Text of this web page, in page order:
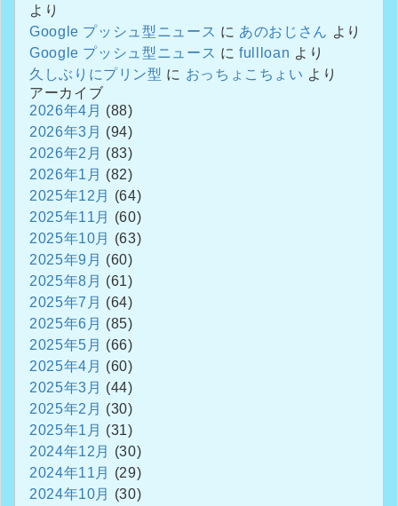
より
Google プッシュ型ニュース に あのおじさん より
Google プッシュ型ニュース にfullloan より
久しぶりにプリン型 に おっちょこちょい より
アーカイブ
2026年4月 (88)
2026年3月 (94)
2026年2月 (83)
2026年1月 (82)
2025年12月
(64)
2025年11月
(60)
2025年10月
(63)
2025年9月 (60)
2025年8月 (61)
2025年7月 (64)
2025年6月 (85)
2025年5月 (66)
2025年4月 (60)
2025年3月 (44)
2025年2月 (30)
2025年1月 (31)
2024年12月
(30)
2024年11月
(29)
2024年10月
(30)